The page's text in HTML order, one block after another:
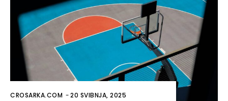
CROSARKA.COM -20 SVIBNJA, 2025